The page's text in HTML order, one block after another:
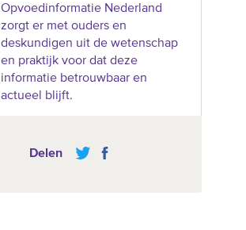
Opvoedinformatie Nederland
zorgt er met ouders en
deskundigen uit de wetenschap
en praktijk voor dat deze
informatie betrouwbaar en
actueel blijft.
Delen